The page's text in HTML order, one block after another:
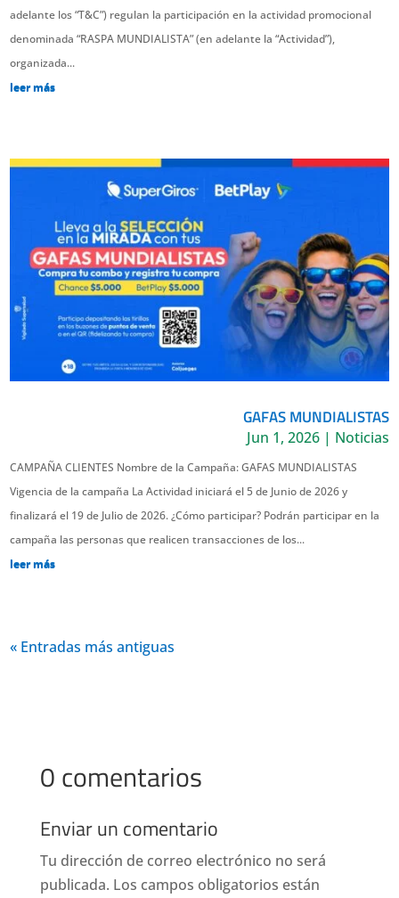
adelante los “T&C”) regulan la participación en la actividad promocional
denominada “RASPA MUNDIALISTA” (en adelante la “Actividad”),
organizada...
leer más
GAFAS MUNDIALISTAS
Jun 1, 2026| Noticias
CAMPAÑA CLIENTES Nombre de la Campaña: GAFAS MUNDIALISTAS
Vigencia de la campaña La Actividad iniciará el 5 de Junio de 2026 y
finalizará el 19 de Julio de 2026. ¿Cómo participar? Podrán participar en la
campaña las personas que realicen transacciones de los...
leer más
« Entradas más antiguas
0 comentarios
Enviar un comentario
Tu dirección de correo electrónico no será
publicada. Los campos obligatorios están